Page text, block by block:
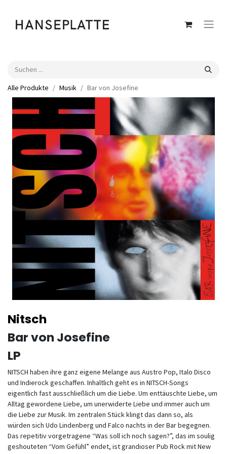
Alle Produkte Musik Bar von Josefine
Nitsch
Bar von Josefine
LP
NITSCH haben ihre ganz eigene Melange aus Austro Pop, Italo Disco
und Indierock geschaffen. Inhaltlich geht es in NITSCH-Songs
eigentlich fast ausschließlich um die Liebe. Um enttäuschte Liebe, um
Alltag gewordene Liebe, um unerwiderte Liebe und immer auch um
die Liebe zur Musik. Im zentralen Stück klingt das dann so, als
würden sich Udo Lindenberg und Falco nachts in der Bar begegnen.
Das repetitiv vorgetragene “Was soll ich noch sagen?”, das im soulig
geshouteten “Vom Gefühl” endet, ist grandioser Pub Rock mit New